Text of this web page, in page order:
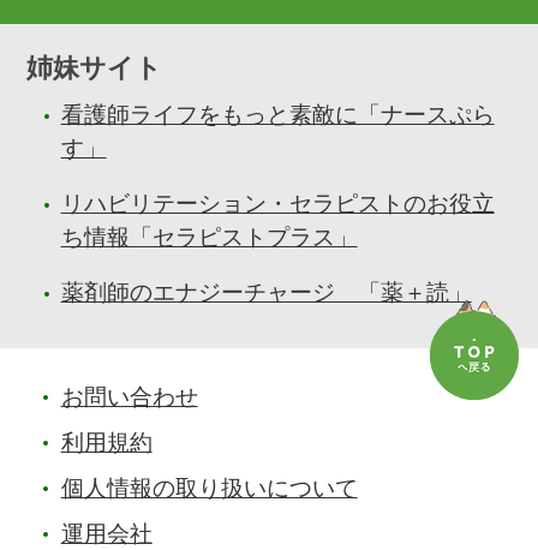
姉妹サイト
看護師ライフをもっと素敵に「ナースぷら
す」
リハビリテーション・セラピストのお役立
ち情報「セラピストプラス」
薬剤師のエナジーチャージ 「薬＋読」
お問い合わせ
利用規約
個人情報の取り扱いについて
運用会社